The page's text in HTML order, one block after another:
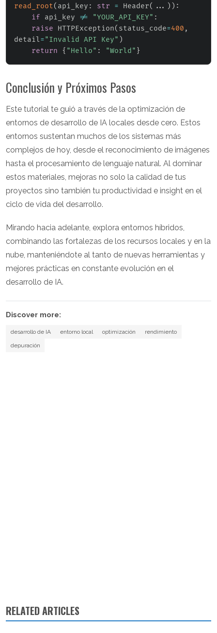
read_root( api_key : str = Header( ... ) ) :
if api_key != "YOUR_API_KEY" :
raise HTTPException( status_code=400 ,
detail="Invalid API Key" )
return
{ "Hello" : "World" }
Conclusión y Próximos Pasos
Este tutorial te guió a través de la optimización de
entornos de desarrollo de IA locales desde cero. Estos
entornos sustentan muchos de los sistemas más
complejos de hoy, desde el reconocimiento de imágenes
hasta el procesamiento de lenguaje natural. Al dominar
estos materiales, mejoras no solo la calidad de tus
proyectos sino también tu productividad e insight en el
ciclo de vida del desarrollo.
Mirando hacia adelante, explora entornos híbridos,
combinando las fortalezas de los recursos locales y en la
nube, manteniéndote al tanto de nuevas herramientas y
mejores prácticas en constante evolución en el
desarrollo de IA.
Discover more:
desarrollo de IA entorno local optimización
rendimiento
depuración
RELATED ARTICLES